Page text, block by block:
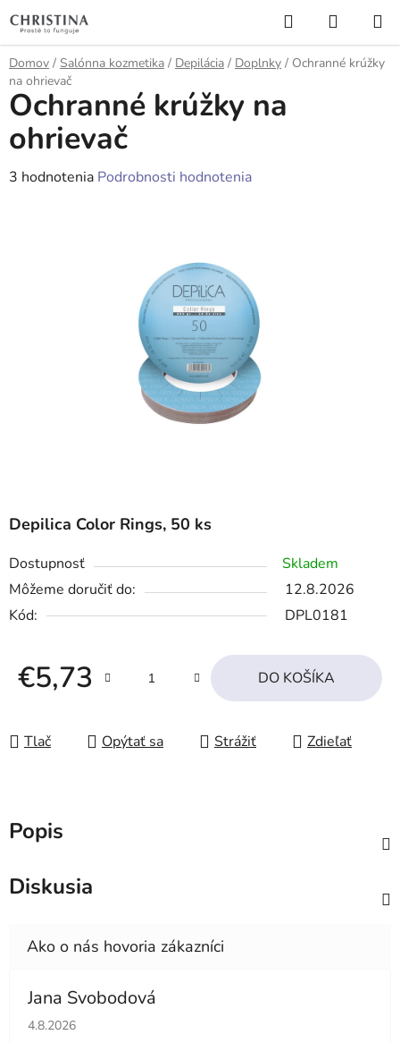
na
obsah
Hľadať
KOŠÍK
Domov / Salónna kozmetika / Depilácia / Doplnky / Ochranné krúžky
na ohrievač
Depilica Color Rings, 50 ks
Dostupnosť
Skladem
Môžeme doručiť do:
12.8.2026
Kód:
DPL0181
€5,73 DO KOŠÍKA
Tlač Opýtať sa Strážiť Zdieľať
Ochranné krúžky na
ohrievač
Priemerné
3 hodnotenia Podrobnosti hodnotenia
Popis
Diskusia
Jana Svobodová
Hodnotenie obchodu je 5 z 5 hviezdičiek.
4.8.2026